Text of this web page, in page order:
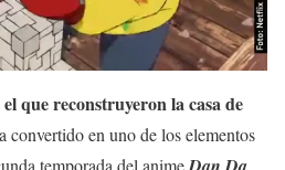
que reconstruyeron la casa de
convertido en uno de los elementos
temporada del anime